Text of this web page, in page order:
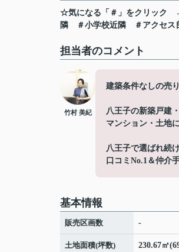
☆気になる「＃」をクリック
隣
＃小学校近隣 ＃アクセス
担当者のコメント
竹村 美紀
建築条件なしの売
八王子の新築戸建
マンション・土地
八王子で選ばれ続
口コミNo.1＆仲介
基本情報
販売区画数 -
土地面積(坪数) 230.67㎡